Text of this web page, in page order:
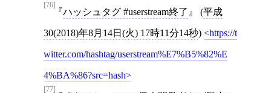
[76]
ハッシュタグ #userstream終了 (平成
30(2018)年8月14日(火) 17時11分14秒) https://t
witter.com/hashtag/userstream%E7%B5%82%E
4%BA%86?src=hash
[77]